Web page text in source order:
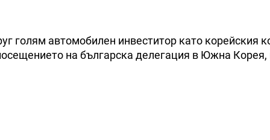
голям автомобилен инвеститор като корейския
на българска делегация в Южна Корея,